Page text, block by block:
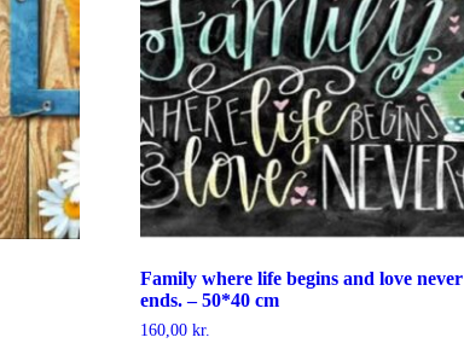
Family where life begins and love never
ends. – 50*40 cm
160,00kr.